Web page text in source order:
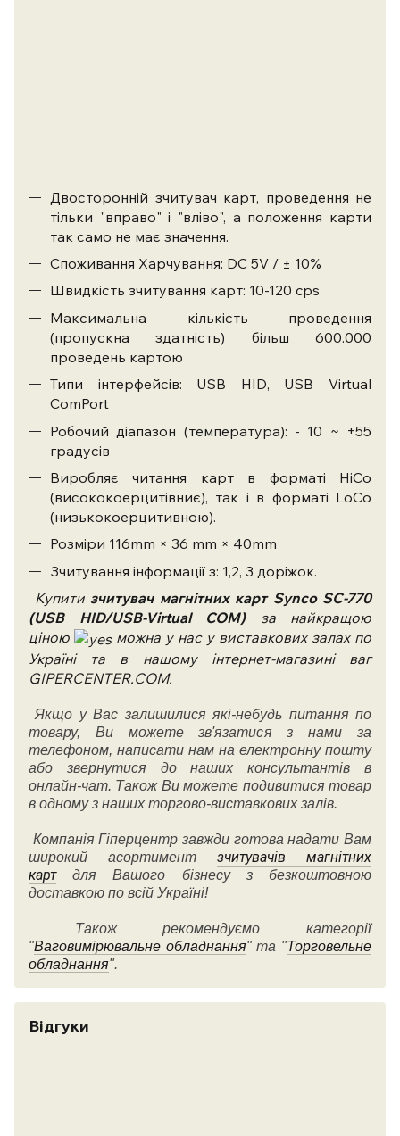
Двосторонній зчитувач карт, проведення не
тільки "вправо" і "вліво", а положення карти
так само не має значення.
Споживання Харчування: DC 5V / ± 10%
Швидкість зчитування карт: 10-120 cps
Максимальна кількість проведення
(пропускна здатність) більш 600.000
проведень картою
Типи інтерфейсів: USB HID, USB Virtual
ComPort
Робочий діапазон (температура): - 10 ~ +55
градусів
Виробляє читання карт в форматі HiCo
(висококоерцитівниє), так і в форматі LoCo
(низькокоерцитивною).
Розміри 116mm × 36 mm × 40mm
Зчитування інформації з: 1,2, 3 доріжок.
Купити зчитувач магнітних карт Synco SC-770
(USB HID/USB-Virtual COM) за найкращою
ціною
можна у нас у виставкових залах по
Україні та в нашому інтернет-магазині ваг
GIPERCENTER.COM.
Якщо у Вас залишилися які-небудь питання по
товару, Ви можете зв'язатися з нами за
телефоном, написати нам на електронну пошту
або звернутися до наших консультантів в
онлайн-чат. Також Ви можете подивитися товар
в одному з наших торгово-виставкових залів.
Компанія Гіперцентр завжди готова надати Вам
широкий асортимент зчитувачів магнітних
картдля Вашого бізнесу з безкоштовною
доставкою по всій Україні!
Також рекомендуємо категорії
"Ваговимірювальне обладнання" та "Торговельне
обладнання".
Відгуки